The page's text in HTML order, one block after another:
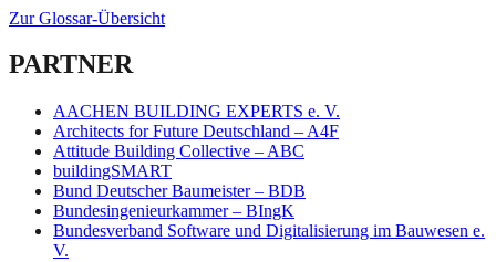
Zur Glossar-Übersicht
PARTNER
AACHEN BUILDING EXPERTS e. V.
Architects for Future Deutschland – A4F
Attitude Building Collective – ABC
buildingSMART
Bund Deutscher Baumeister – BDB
Bundesingenieurkammer – BIngK
Bundesverband Software und Digitalisierung im Bauwesen e.
V.